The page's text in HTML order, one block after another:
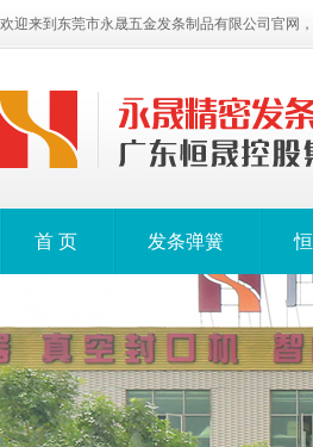
欢迎来到东莞市永晟五金发条制品有限公司官网
首 页 发条弹簧